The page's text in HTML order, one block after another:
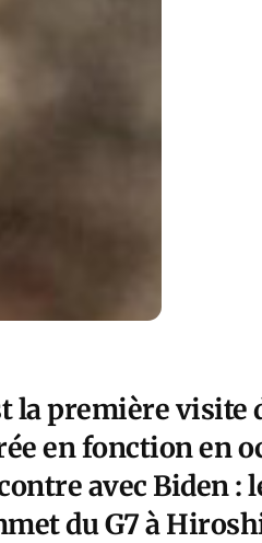
la première
en fonction en
avec Biden :
du G7 à